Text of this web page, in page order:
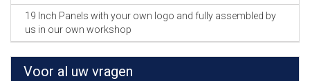
19 Inch Panels with your own logo and fully assembled by
us in our own workshop
Voor al uw vragen